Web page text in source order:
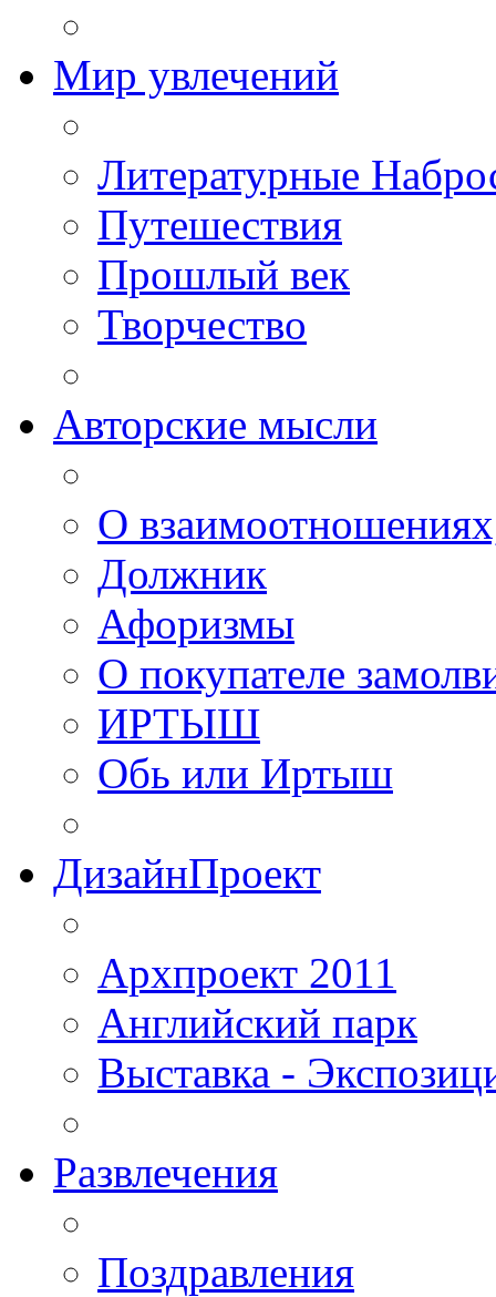
Мир увлечений
Литературные
Путешествия
Прошлый век
Творчество
Авторские мысли
О
Должник
Афоризмы
О покупателе
ИРТЫШ
Обь или Иртыш
ДизайнПроект
Архпроект 2011
Английский парк
Выставка -
Развлечения
Поздравления